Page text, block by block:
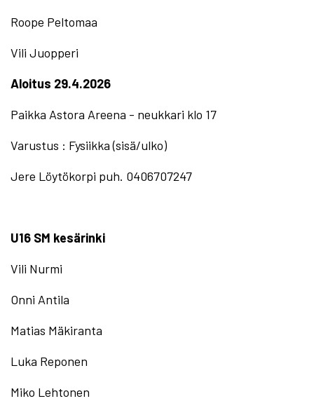
Roope Peltomaa
Vili Juopperi
Aloitus 29.4.2026
Paikka Astora Areena - neukkari klo 17
Varustus : Fysiikka (sisä/ulko)
Jere Löytökorpi puh. 0406707247
U16 SM kesärinki
Vili Nurmi
Onni Antila
Matias Mäkiranta
Luka Reponen
Miko Lehtonen